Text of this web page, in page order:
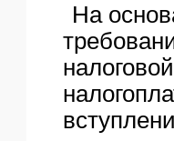
На